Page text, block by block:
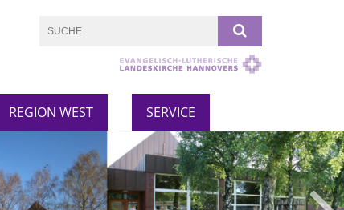
REGION WEST SERVICE